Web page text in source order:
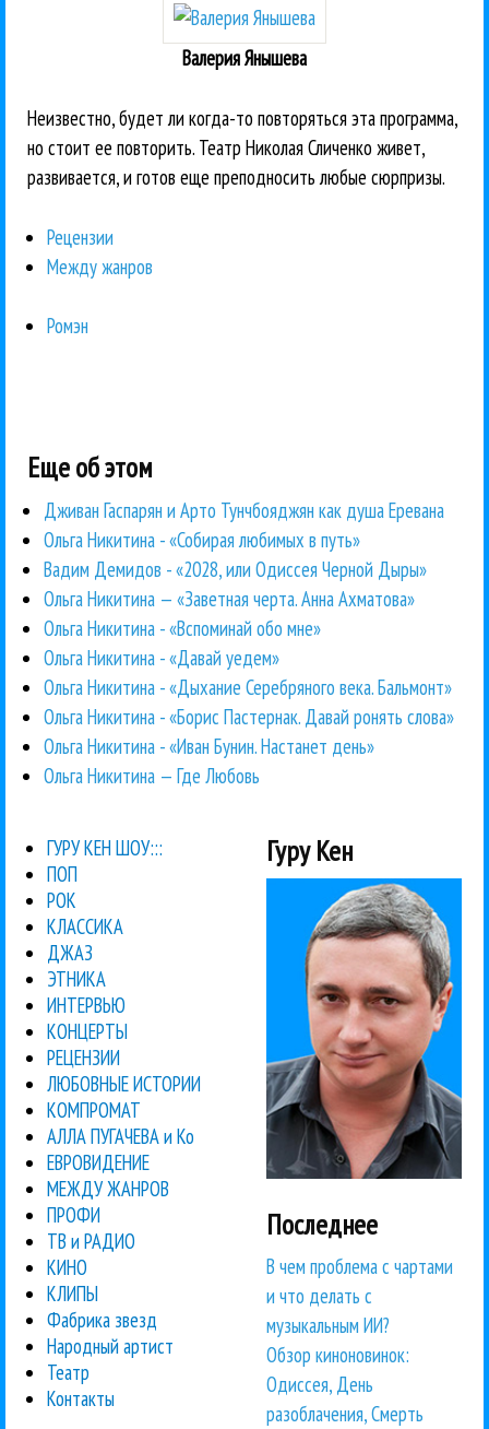
Валерия Янышева
Неизвестно, будет ли когда-то повторяться эта программа,
но стоит ее повторить. Театр Николая Сличенко живет,
развивается, и готов еще преподносить любые сюрпризы.
Рецензии
Между жанров
Ромэн
Еще об этом
Дживан Гаспарян и Арто Тунчбояджян как душа Еревана
Ольга Никитина - «Собирая любимых в путь»
Вадим Демидов - «2028, или Одиссея Черной Дыры»
Ольга Никитина — «Заветная черта. Анна Ахматова»
Ольга Никитина - «Вспоминай обо мне»
Ольга Никитина - «Давай уедем»
Ольга Никитина - «Дыхание Серебряного века. Бальмонт»
Ольга Никитина - «Борис Пастернак. Давай ронять слова»
Ольга Никитина - «Иван Бунин. Настанет день»
Ольга Никитина — Где Любовь
ГУРУ КЕН ШОУ:::
ПОП
РОК
КЛАССИКА
ДЖАЗ
ЭТНИКА
ИНТЕРВЬЮ
КОНЦЕРТЫ
РЕЦЕНЗИИ
ЛЮБОВНЫЕ ИСТОРИИ
КОМПРОМАТ
АЛЛА ПУГАЧЕВА и Ко
ЕВРОВИДЕНИЕ
МЕЖДУ ЖАНРОВ
ПРОФИ
ТВ и РАДИО
КИНО
КЛИПЫ
Фабрика звезд
Народный артист
Театр
Контакты
Гуру Кен
Последнее
В чем проблема с чартами
и что делать с
музыкальным ИИ?
Обзор киноновинок:
Одиссея, День
разоблачения, Смерть